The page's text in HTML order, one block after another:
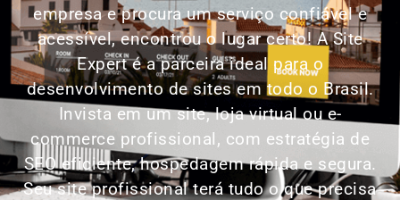
empresa e procura um serviço confiável e
acessível, encontrou o lugar certo! A Site
Expert é a parceira ideal para o
desenvolvimento de sites em todo o Brasil.
Invista em um site, loja virtual ou e-
commerce profissional, com estratégia de
SEO eficiente, hospedagem rápida e segura.
Seu site profissional terá tudo o que precisa